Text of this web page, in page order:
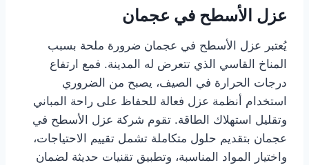
عزل الأسطح في عجمان
يُعتبر عزل الأسطح في عجمان ضرورة ملحة بسبب
المناخ القاسي الذي تتعرض له المدينة. فمع ارتفاع
درجات الحرارة في الصيف، يصبح من الضروري
استخدام أنظمة عزل فعالة للحفاظ على راحة المباني
وتقليل استهلاك الطاقة. تقوم شركة عزل الأسطح في
عجمان بتقديم حلول متكاملة تشمل تقييم الاحتياجات،
واختيار المواد المناسبة، وتطبيق تقنيات حديثة لضمان